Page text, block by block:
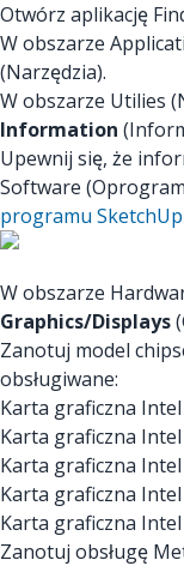
Otwórz aplikację
W obszarze
(Narzędzia).
W obszarze Utilies
Information
Upewnij się, że
Software
programu
W obszarze
Graphics/Displays
Zanotuj model
obsługiwane:
Karta graficzna
Karta graficzna
Karta graficzna
Karta graficzna
Karta graficzna
Zanotuj obsługę